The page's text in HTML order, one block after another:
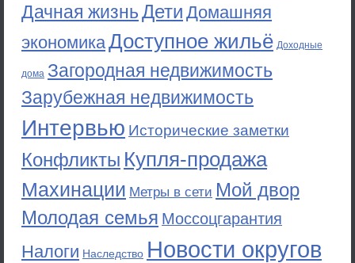
Дачная жизньДети Домашняя
экономикаДоступное жильё Доходные
дома Загородная недвижимость
Зарубежная недвижимость
Интервью Исторические заметки
Конфликты Купля-продажа
Махинации Метры в сети Мой двор
Молодая семья Моссоцгарантия
Налоги Наследство Новости округов